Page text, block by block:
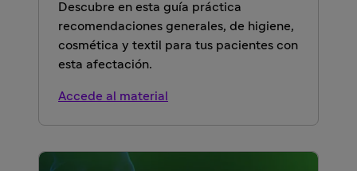
Descubre en esta guía práctica
recomendaciones generales, de higiene,
cosmética y textil para tus pacientes con
esta afectación.
Accede al material